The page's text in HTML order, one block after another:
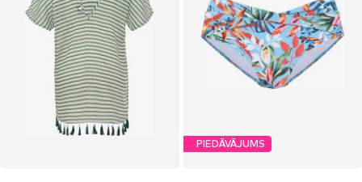
PIEDĀVĀJUMS